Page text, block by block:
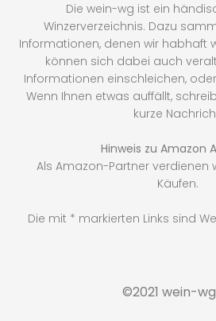
Die wein-wg ist ein
Winzerverzeichnis. Dazu
Informationen, denen wir habhaft
können sich dabei auch
Informationen einschleichen,
Wenn Ihnen etwas auffällt,
kurze
Hinweis zu Amazon
Als Amazon-Partner verdienen
Käufen.
Die mit * markierten Links sind
©2021 wein-